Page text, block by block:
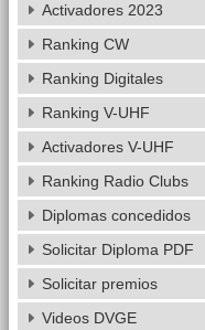
Activadores 2023
Ranking CW
Ranking Digitales
Ranking V-UHF
Activadores V-UHF
Ranking Radio Clubs
Diplomas concedidos
Solicitar Diploma PDF
Solicitar premios
Videos DVGE